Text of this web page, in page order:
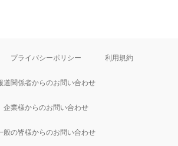
プライバシーポリシー 利用規約
道関係者からのお問い合わせ
企業様からのお問い合わせ
般の皆様からのお問い合わせ